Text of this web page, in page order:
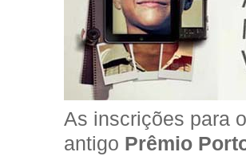
As inscrições para
antigo Prêmio